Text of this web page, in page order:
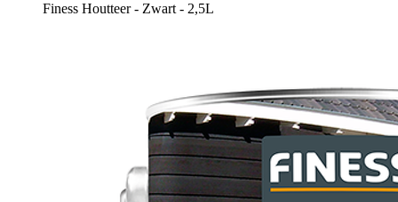
Finess Houtteer - Zwart - 2,5L